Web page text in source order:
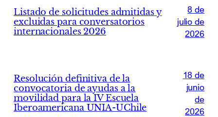
Listado de solicitudes admitidas y
excluidas para conversatorios
internacionales 2026
8 de
julio de
2026
Resolución definitiva de la
convocatoria de ayudas a la
movilidad para la IV Escuela
Iberoamericana UNIA-UChile
18 de
junio
de
2026